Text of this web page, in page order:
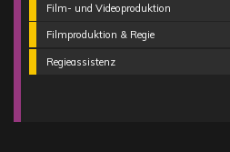
Film- und Videoproduktion
Filmproduktion & Regie
Regieassistenz